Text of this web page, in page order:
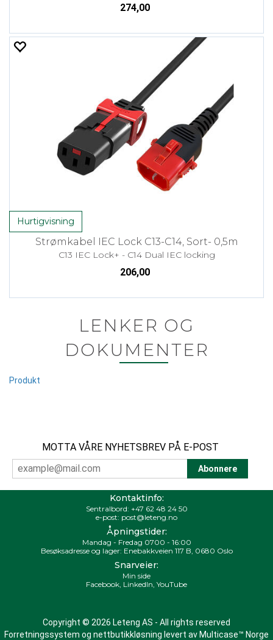
274,00
Hurtigvisning
Strømkabel IEC Lock C13-C14, Sort- 0,5m
C13 IEC Lock+ - C14 Dual IEC locking
206,00
LENKER OG
DOKUMENTER
Produkt
MOTTA VÅRE NYHETSBREV PÅ E-POST
Kontaktinfo:
Sentralbord: +47 62 48 24 50
e-post: post@leteng.no
Åpningstider:
Mandag - Fredag 0700 - 16:00
Besøksadresse og lager: Enebakkveien 117 B, 0680 Oslo
Snarveier:
Min side
Facebook LinkedIn YouTube
Copyright © 2026 Leteng AS - All rights reserved
Forretningssystem og nettbutikkløsning levert avMulticase™ Norge